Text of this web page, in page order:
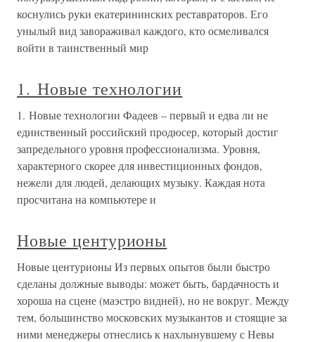
коснулись руки екатерининских реставраторов. Его
унылый вид завораживал каждого, кто осмеливался
войти в таинственный мир
1. Новые технологии
1. Новые технологии Фадеев – первый и едва ли не
единственный российский продюсер, который достиг
запредельного уровня профессионализма. Уровня,
характерного скорее для инвестиционных фондов,
нежели для людей, делающих музыку. Каждая нота
просчитана на компьютере и
Новые центурионы
Новые центурионы Из первых опытов были быстро
сделаны должные выводы: может быть, бардачность и
хороша на сцене (маэстро видней), но не вокруг. Между
тем, большинство московских музыкантов и стоящие за
ними менеджеры отнеслись к нахлынувшему с Невы